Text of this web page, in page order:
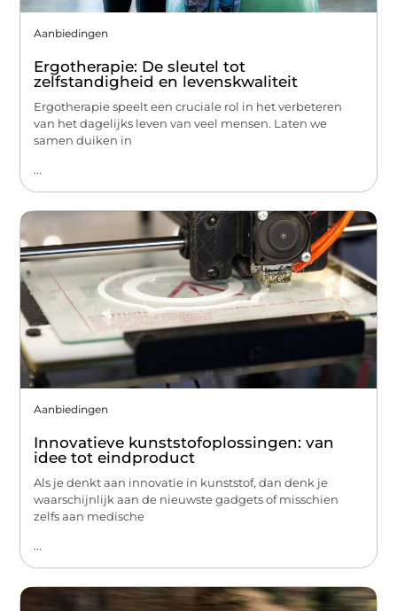
Aanbiedingen
Ergotherapie: De sleutel tot
zelfstandigheid en levenskwaliteit
Ergotherapie speelt een cruciale rol in het verbeteren
van het dagelijks leven van veel mensen. Laten we
samen duiken in
...
Aanbiedingen
Innovatieve kunststofoplossingen: van
idee tot eindproduct
Als je denkt aan innovatie in kunststof, dan denk je
waarschijnlijk aan de nieuwste gadgets of misschien
zelfs aan medische
...